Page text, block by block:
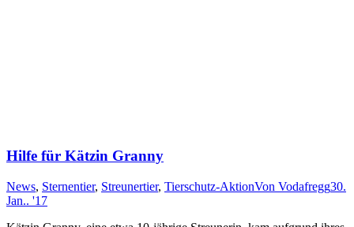
Hilfe für Kätzin Granny
News, Sternentier, Streunertier, Tierschutz-AktionVon Vodafregg30.
Jan.. '17